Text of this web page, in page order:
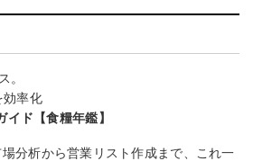
。
効率化
ド【食糧年鑑】
場分析から営業リスト作成まで、これ一